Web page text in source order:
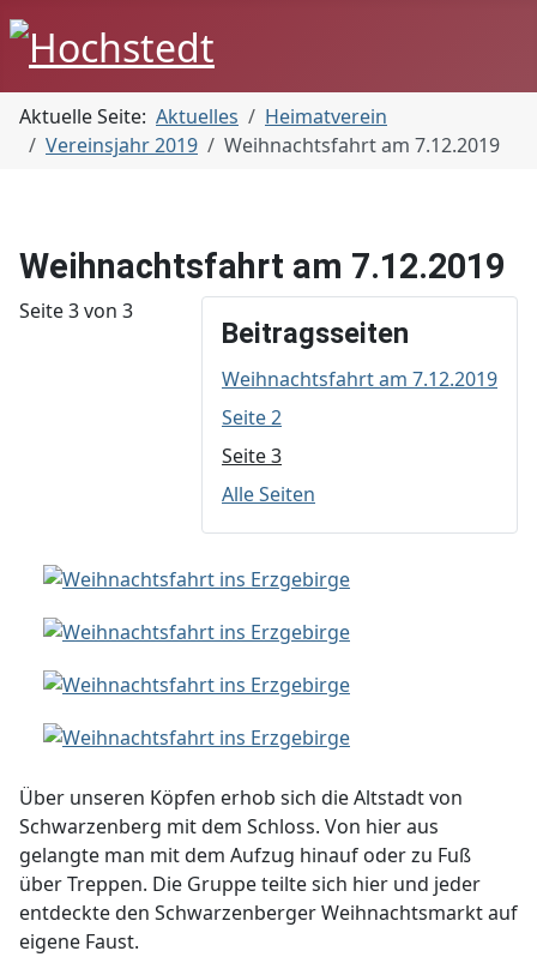
Aktuelle Seite: Aktuelles
Heimatverein
Vereinsjahr 2019
Weihnachtsfahrt am 7.12.2019
Weihnachtsfahrt am 7.12.2019
Beitragsseiten
Weihnachtsfahrt am 7.12.2019
Seite 2
Seite 3
Alle Seiten
Seite 3 von 3
Über unseren Köpfen erhob sich die Altstadt von
Schwarzenberg mit dem Schloss. Von hier aus
gelangte man mit dem Aufzug hinauf oder zu Fuß
über Treppen. Die Gruppe teilte sich hier und jeder
entdeckte den Schwarzenberger Weihnachtsmarkt auf
eigene Faust.